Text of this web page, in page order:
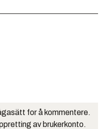
for å kommentere.
av brukerkonto.